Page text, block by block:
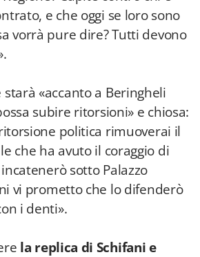
e che oggi se loro sono
vorrà pure dire? Tutti devono
starà «accanto a Beringheli
subire ritorsioni» e chiosa:
politica rimuoverai il
che ha avuto il coraggio di
sotto Palazzo
vi prometto che lo difenderò
i denti».
la replica di Schifani e